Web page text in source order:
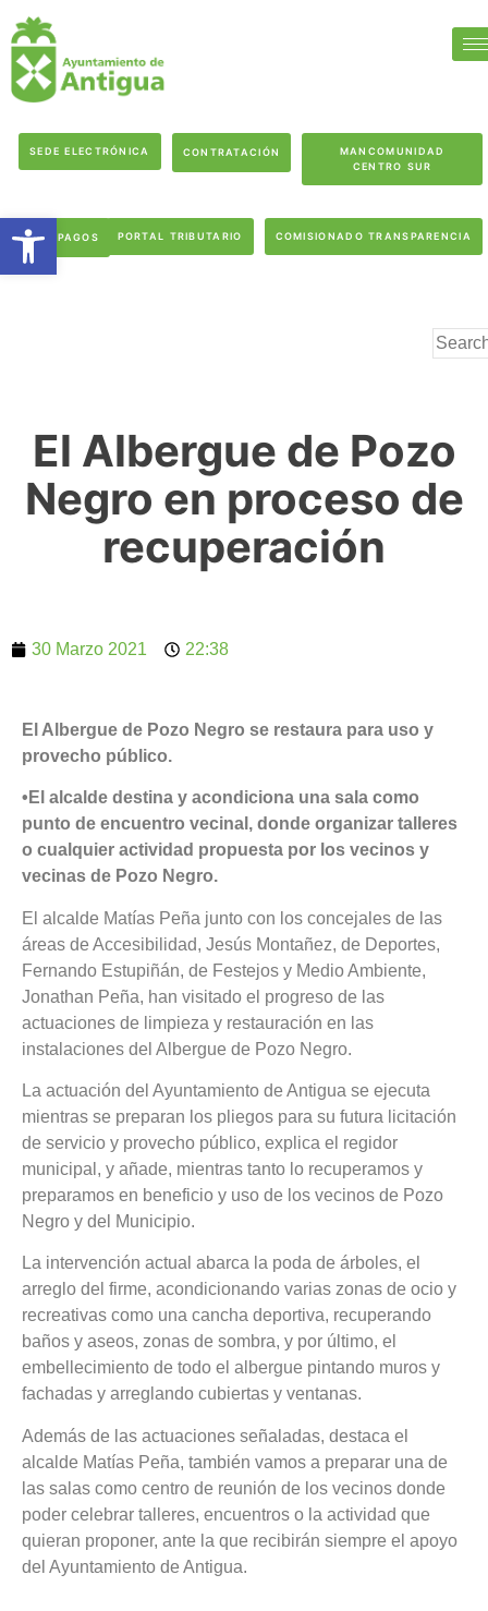
SEDE ELECTRÓNICA CONTRATACIÓN
MANCOMUNIDAD
CENTRO SUR
PAGOS PORTAL TRIBUTARIO COMISIONADO TRANSPARENCIA
El Albergue de Pozo
Negro en proceso de
recuperación
30 Marzo 2021 22:38
El Albergue de Pozo Negro se restaura para uso y
provecho público.
•El alcalde destina y acondiciona una sala como
punto de encuentro vecinal, donde organizar talleres
o cualquier actividad propuesta por los vecinos y
vecinas de Pozo Negro.
El alcalde Matías Peña junto con los concejales de las
áreas de Accesibilidad, Jesús Montañez, de Deportes,
Fernando Estupiñán, de Festejos y Medio Ambiente,
Jonathan Peña, han visitado el progreso de las
actuaciones de limpieza y restauración en las
instalaciones del Albergue de Pozo Negro.
La actuación del Ayuntamiento de Antigua se ejecuta
mientras se preparan los pliegos para su futura licitación
de servicio y provecho público, explica el regidor
municipal, y añade, mientras tanto lo recuperamos y
preparamos en beneficio y uso de los vecinos de Pozo
Negro y del Municipio.
La intervención actual abarca la poda de árboles, el
arreglo del firme, acondicionando varias zonas de ocio y
recreativas como una cancha deportiva, recuperando
baños y aseos, zonas de sombra, y por último, el
embellecimiento de todo el albergue pintando muros y
fachadas y arreglando cubiertas y ventanas.
Además de las actuaciones señaladas, destaca el
alcalde Matías Peña, también vamos a preparar una de
las salas como centro de reunión de los vecinos donde
poder celebrar talleres, encuentros o la actividad que
quieran proponer, ante la que recibirán siempre el apoyo
del Ayuntamiento de Antigua.
Abrir barra de herramientas